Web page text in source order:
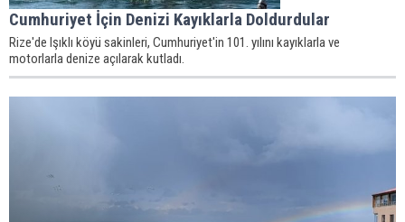
Cumhuriyet İçin Denizi Kayıklarla Doldurdular
Rize'de Işıklı köyü sakinleri, Cumhuriyet'in 101. yılını kayıklarla ve
motorlarla denize açılarak kutladı.